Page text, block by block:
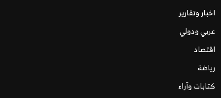
اخبار وتقارير
عربي ودولي
اقتصاد
رياضة
كتابات وآراء